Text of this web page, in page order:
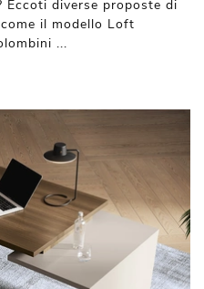
diverse proposte di
il modello Loft
...